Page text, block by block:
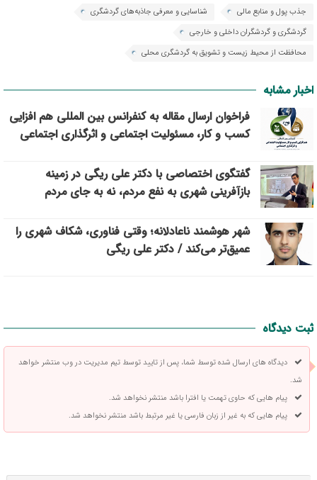
جذب پول و منابع مالی
شناسایی و معرفی جاذبه‌های گردشگری
گردشگری و گردشگران داخلی و خارجی
محافظت از محیط زیست و تشویق به گردشگری محلی
اخبار مشابه
فراخوان ارسال مقاله به کنفرانس بین المللی هم افزایی
کسب و کار، مسئولیت اجتماعی و اثرگذاری اجتماعی
گفتگوی اختصاصی با دکتر علی ریگی در زمینه
بازآفرینی شهری به نفع مردم، نه به جای مردم
شهر هوشمند ناعادلانه؛ وقتی فناوری، شکاف شهری را
عمیق‌تر می‌کند / دکتر علی ریگی
ثبت دیدگاه
دیدگاه های ارسال شده توسط شما، پس از تایید توسط تیم مدیریت در وب منتشر خواهد
شد.
پیام هایی که حاوی تهمت یا افترا باشد منتشر نخواهد شد.
پیام هایی که به غیر از زبان فارسی یا غیر مرتبط باشد منتشر نخواهد شد.